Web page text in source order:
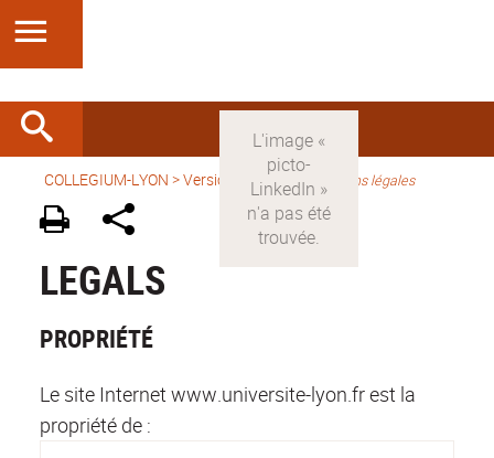
COLLEGIUM-LYON >Version anglaise > Mentions légales
LEGALS
PROPRIÉTÉ
Le site Internet www.universite-lyon.fr est la
propriété de :